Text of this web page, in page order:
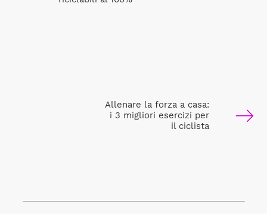
Allenare la forza a casa:
i 3 migliori esercizi per
il ciclista